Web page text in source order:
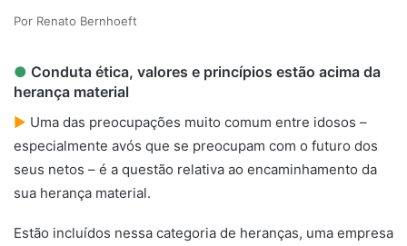
Renato Bernhoeft
● Conduta ética, valores e princípios estão acima da
herança material
► Uma das preocupações muito comum entre idosos –
especialmente avós que se preocupam com o futuro dos
seus netos – é a questão relativa ao encaminhamento da
sua herança material.
Estão incluídos nessa categoria de heranças, uma empresa